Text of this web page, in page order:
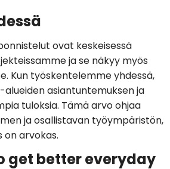
ovat keskeisessä
ja se näkyy myös
Kun työskentelemme yhdessä,
asiantuntemuksen ja
tuloksia. Tämä arvo ohjaa
ja osallistavan työympäristön,
on arvokas.
get better everyday